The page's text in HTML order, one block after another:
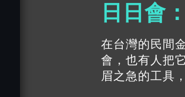
日日會
在台灣的民間
會，也有人把
眉之急的工具